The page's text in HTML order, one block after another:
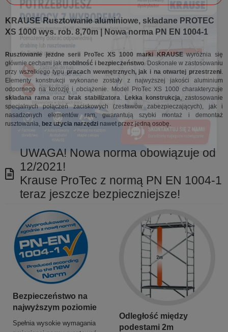
KRAUSE Rusztowanie aluminiowe, składane PROTEC
XS 1000 wys. rob. 8,70m | Nowa norma PN EN 1004-1
Rusztowanie jezdne serii ProTec XS 1000 marki KRAUSEwyróżnia się
głównie cechami jak mobilność i bezpieczeństwo. Doskonałe w zastosowaniu
przy wszelkiego typu pracach wewnętrznych, jak i na otwartej przestrzeni.
Elementy konstrukcji wykonane zostały z najwyższej jakości aluminium
odpornego na korozję i obciążenie. Model ProTec XS 1000 charakteryzuje
składana rama oraz brak stabilizatora. Lekka konstrukcja, zastosowanie
specjalnych połączeń zaciskowych (zestawów zabezpieczających), jak i
nasadzonych elementów ram, gwarantują szybki montaż i demontaż
rusztowania, bez użycia narzędzi nawet przez jedną osobę.
UWAGA! Nowa norma obowiązuje od
12/2021!
Krause ProTec z normą PN EN 1004-1
teraz jeszcze bezpieczniejsze!
Bezpieczeństwo na
najwyższym poziomie
Spełnia wysokie wymagania
Odległość między
podestami 2m